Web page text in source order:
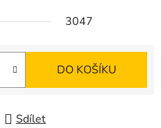
3047
DO KOŠÍKU
Sdílet